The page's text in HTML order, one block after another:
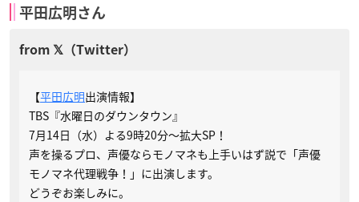
平田広明さん
【平田広明出演情報】
TBS『水曜日のダウンタウン』
7月14日（水）よる9時20分～拡大SP！
声を操るプロ、声優ならモノマネも上手いはず説で「声優
モノマネ代理戦争！」に出演します。
どうぞお楽しみに。